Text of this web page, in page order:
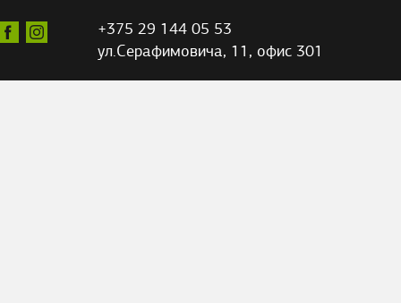
+375 29 144 05 53
ул.Серафимовича, 11, офис 301